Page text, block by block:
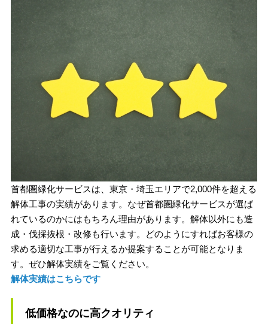
首都圏緑化サービスは、東京・埼玉エリアで2,000件を超える
解体工事の実績があります。なぜ首都圏緑化サービスが選ば
れているのかにはもちろん理由があります。解体以外にも造
成・伐採抜根・改修も行います。どのようにすればお客様の
求める適切な工事が行えるか提案することが可能となりま
す。ぜひ解体実績をご覧ください。
解体実績はこちらです
低価格なのに高クオリティ